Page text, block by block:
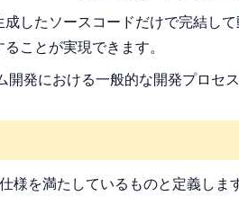
したソースコードだけで完結し
ことが実現できます。
発における一般的な開発プロセ
様を満たしているものと定義します